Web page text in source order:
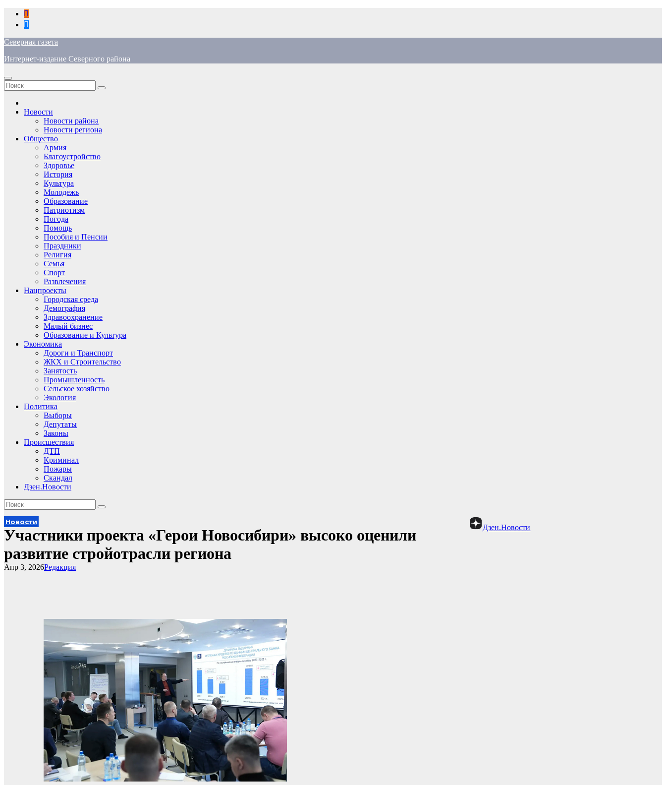
Перейти
содержимому
Северная газета
Интернет-издание Северного района
Новости
Новости района
Новости региона
Общество
Армия
Благоустройство
Здоровье
История
Культура
Молодежь
Образование
Патриотизм
Погода
Помощь
Пособия и Пенсии
Праздники
Религия
Семья
Спорт
Развлечения
Нацпроекты
Городская среда
Демография
Здравоохранение
Малый бизнес
Образование и Культура
Экономика
Дороги и Транспорт
ЖКХ и Строительство
Занятость
Промышленность
Сельское хозяйство
Экология
Политика
Выборы
Депутаты
Законы
Происшествия
ДТП
Криминал
Пожары
Скандал
Дзен.Новости
Дзен.Новости
Новости
Участники проекта «Герои Новосибири» высоко оценили
развитие стройотрасли региона
Редакция
Апр 3, 2026